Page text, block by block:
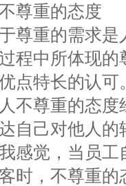
尊重的态度
尊重的需求
程中所体现的
点特长的认
不尊重的态度
自己对他人
感觉，当员
时，不尊重